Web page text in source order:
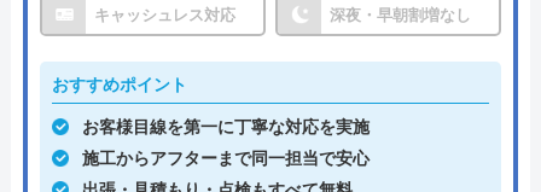
キャッシュレス対応 深夜・早朝割増なし
おすすめポイント
お客様目線を第一に丁寧な対応を実施
施工からアフターまで同一担当で安心